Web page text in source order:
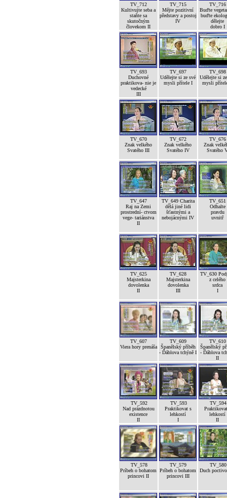
TV_712
Kultivujte seba a
staňte sa
skutočným
človekom II
TV_715
Mějte pozitivní
představy a postoj
IV
TV_716
Buďte
buďte
dělejte
dobro I
TV_693
Duchovné
praktikova- nie je
vedecké
III
TV_697
Udělejte si ze své
mysli přítele I
TV_698
Udělejte si
mysli
TV_670
Znak velkého
Svatého III
TV_672
Znak velkého
Svatého IV
TV_676
Znak
Svatého
TV_647
Raj na Zemi
prostrední- ctvom
vege- tariánstva
II
TV_649 Charita
dělá jiné lidi
šťastnými a
nebojácnými IV
TV_651
Odhalte
pravdu
uvnitř
TV_625
Majsterkina
dovolenka
II
TV_628
Majsterkina
dovolenka
III
TV_630
z celého
srdca
I
TV_607
Viera hory prenáša
TV_609
Španělský příběh
- Ďáblova tchýně I
TV_610
Španělský
- Ďáblova
II
TV_592
Nad prázdnotou
existence
II
TV_593
Praktikovat s
lehkostí
I
TV_594
lehkostí
II
TV_578
Príbeh o bohatom
princovi II
TV_579
Príbeh o bohatom
princovi III
TV_580
Duch